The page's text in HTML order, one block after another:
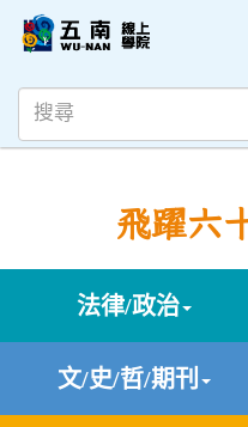
飛躍六
法律/政治
文/史/哲/期刊